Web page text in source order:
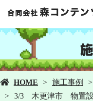
HOME 施工事例
3/3 木更津市 物置